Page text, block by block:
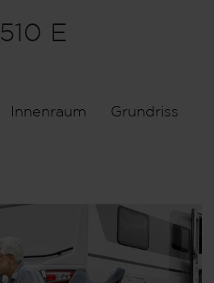
510 E
Innenraum Grundriss